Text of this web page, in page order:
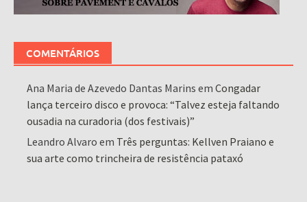
COMENTÁRIOS
Ana Maria de Azevedo Dantas Marins emCongadar
lança terceiro disco e provoca: “Talvez esteja faltando
ousadia na curadoria (dos festivais)”
Leandro Alvaro em Três perguntas: Kellven Praiano e
sua arte como trincheira de resistência pataxó